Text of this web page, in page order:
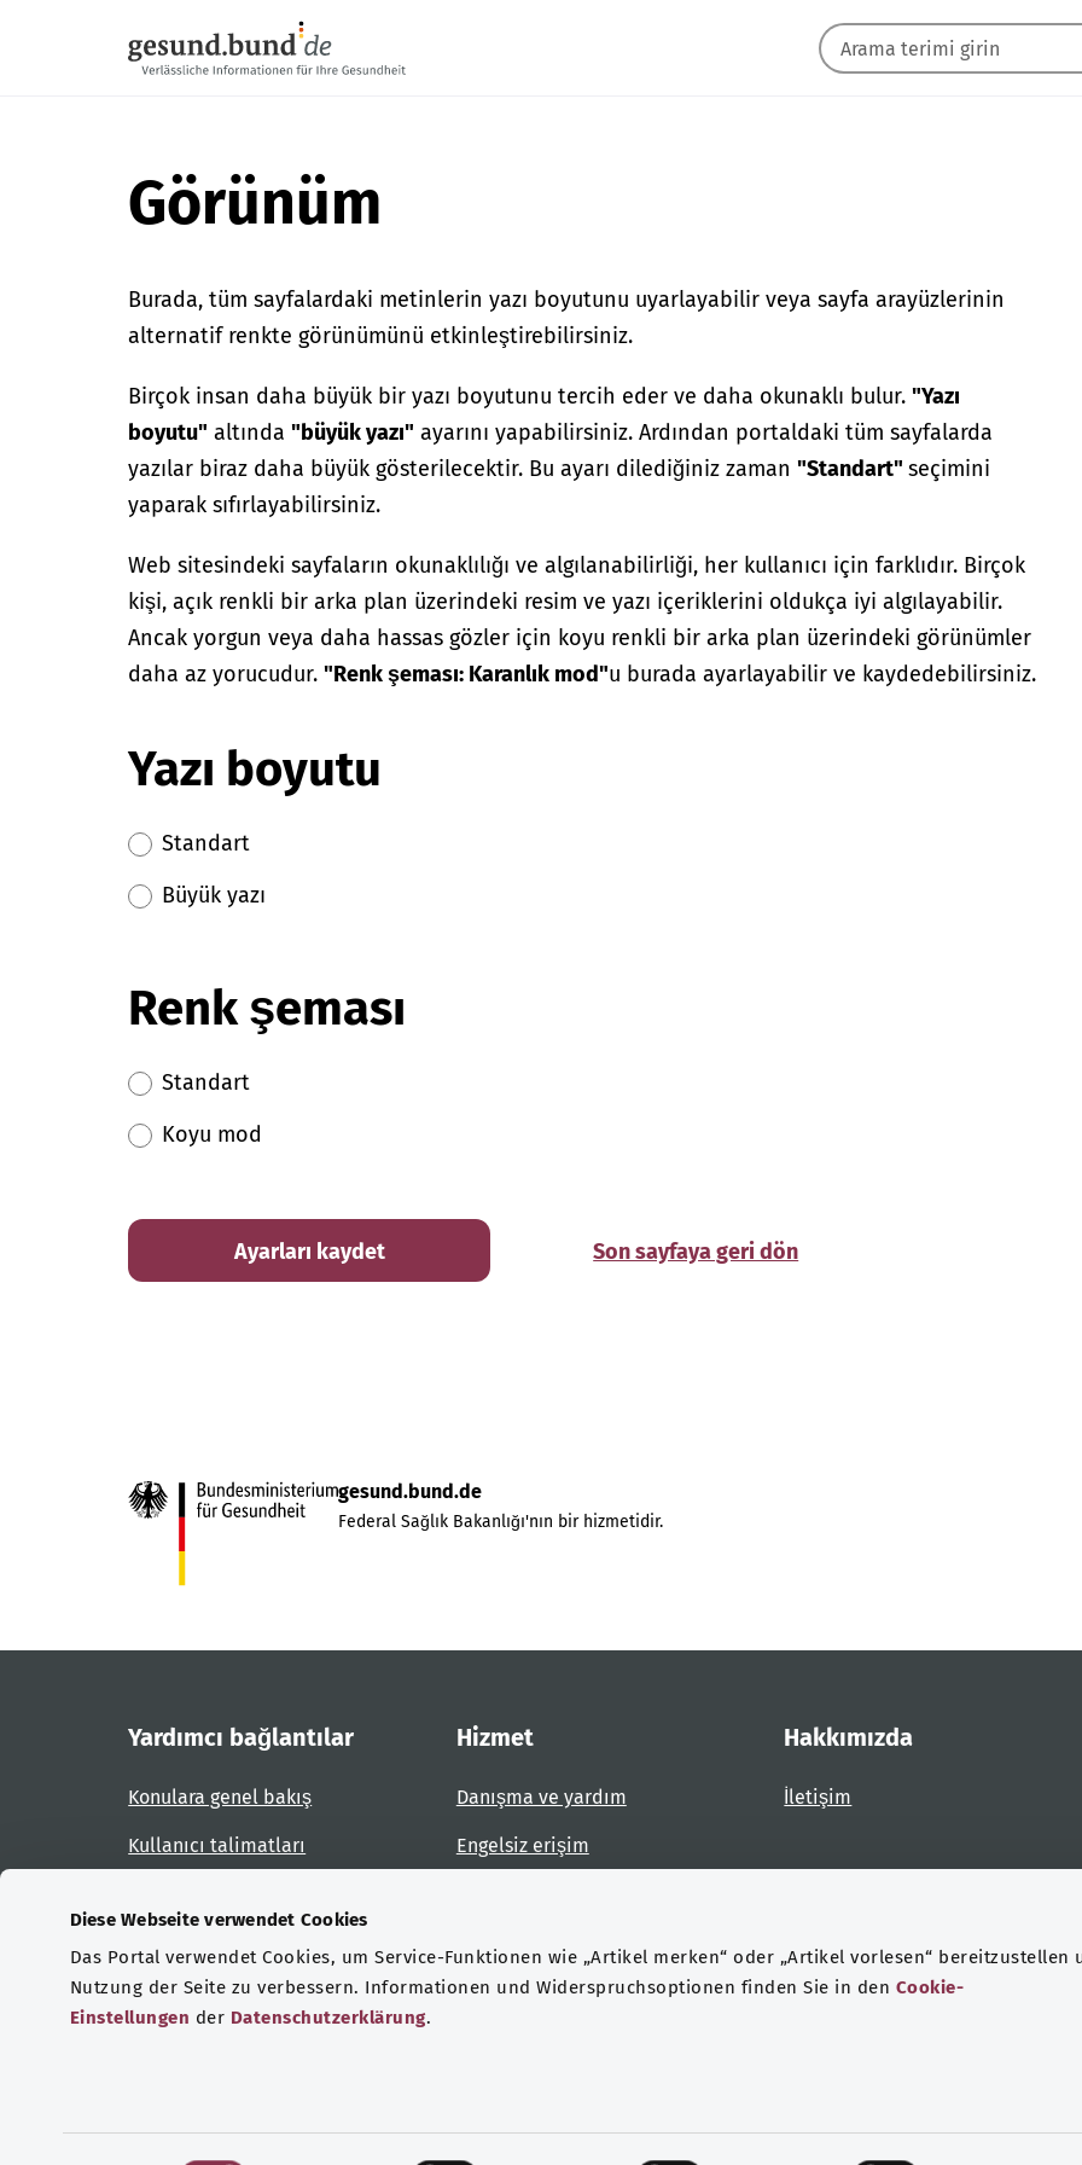
Diese Webseite verwendet Cookies
Das Portal verwendet Cookies, um Service-Funktionen wie „Artikel merken“ oder „Artikel vorlesen“ bereitzustellen
Nutzung der Seite zu verbessern. Informationen und Widerspruchsoptionen finden Sie in den Cookie-
Einstellungen der Datenschutzerklärung.
Görünüm
Burada, tüm sayfalardaki metinlerin yazı boyutunu uyarlayabilir veya sayfa arayüzlerinin
alternatif renkte görünümünü etkinleştirebilirsiniz.
Birçok insan daha büyük bir yazı boyutunu tercih eder ve daha okunaklı bulur."Yazı
boyutu" altında"büyük yazı" ayarını yapabilirsiniz. Ardından portaldaki tüm sayfalarda
yazılar biraz daha büyük gösterilecektir. Bu ayarı dilediğiniz zaman"Standart"seçimini
yaparak sıfırlayabilirsiniz.
Web sitesindeki sayfaların okunaklılığı ve algılanabilirliği, her kullanıcı için farklıdır. Birçok
kişi, açık renkli bir arka plan üzerindeki resim ve yazı içeriklerini oldukça iyi algılayabilir.
Ancak yorgun veya daha hassas gözler için koyu renkli bir arka plan üzerindeki görünümler
daha az yorucudur."Renk şeması: Karanlık mod"u burada ayarlayabilir ve kaydedebilirsiniz.
Yazı boyutu
Standart
Büyük yazı
Renk şeması
Standart
Koyu mod
Ayarları kaydet Son sayfaya geri dön
gesund.bund.de
Federal Sağlık Bakanlığı'nın bir hizmetidir.
Yardımcı bağlantılar
Konulara genel bakış
Kullanıcı talimatları
Hizmet
Danışma ve yardım
Engelsiz erişim
Hakkımızda
İletişim
Sertifikasyonlar